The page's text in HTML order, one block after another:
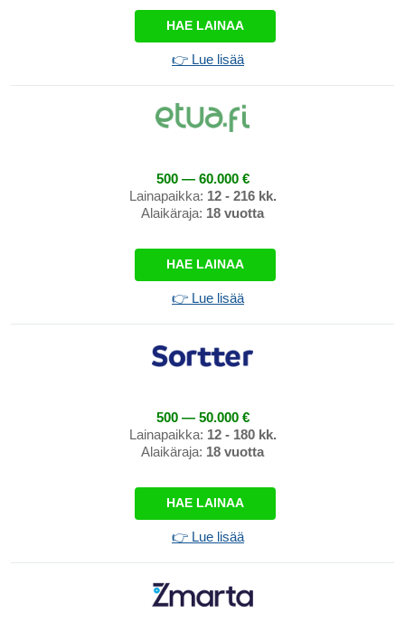
HAE LAINAA
👉 Lue lisää
500 — 60.000 €
Lainapaikka: 12 - 216 kk.
Alaikäraja: 18 vuotta
HAE LAINAA
👉 Lue lisää
500 — 50.000 €
Lainapaikka: 12 - 180 kk.
Alaikäraja: 18 vuotta
HAE LAINAA
👉 Lue lisää